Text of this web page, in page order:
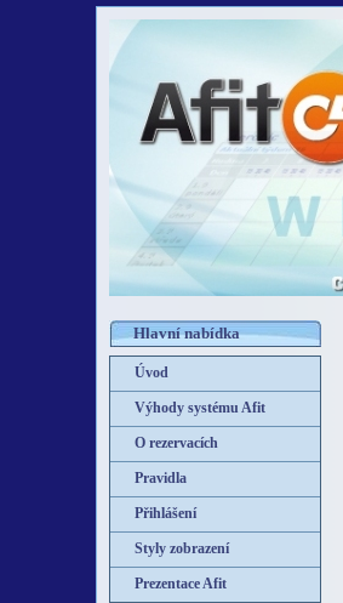
Hlavní nabídka
Úvod
Výhody systému Afit
O rezervacích
Pravidla
Přihlášení
Styly zobrazení
Prezentace Afit